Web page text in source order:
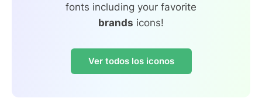
fonts including your favorite
brands icons!
Ver todos los iconos